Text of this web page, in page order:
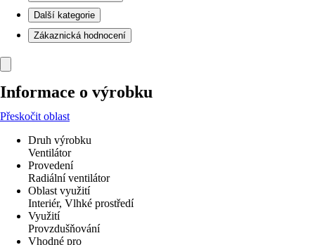
Další kategorie
Zákaznická hodnocení
Informace o výrobku
Přeskočit oblast
Druh výrobku
Ventilátor
Provedení
Radiální ventilátor
Oblast využití
Interiér, Vlhké prostředí
Využití
Provzdušňování
Vhodné pro